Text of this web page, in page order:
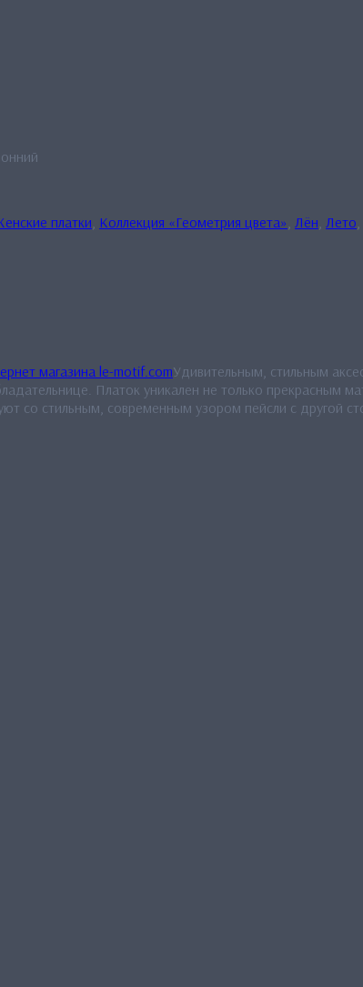
платки Коллекция «Геометрия цвета» Лён Лето
Удивительным, стильным
Платок уникален не только прекрасным
со стильным, современным узором пейсли с другой